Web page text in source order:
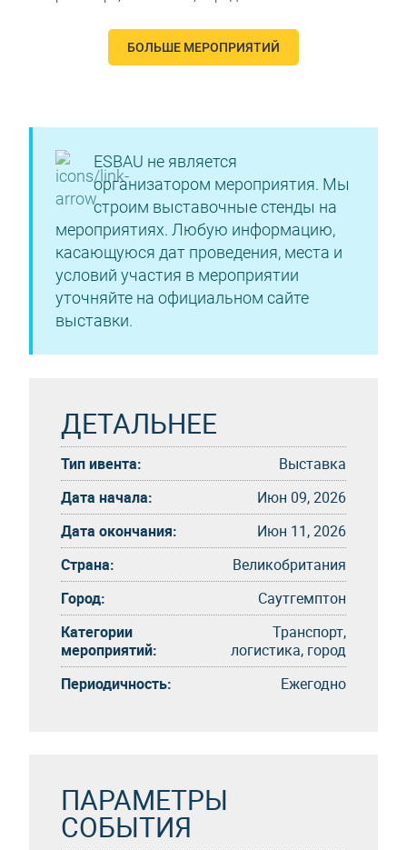
БОЛЬШЕ МЕРОПРИЯТИЙ
ESBAU не является
организатором мероприятия. Мы
строим выставочные стенды на
мероприятиях. Любую информацию,
касающуюся дат проведения, места и
условий участия в мероприятии
уточняйте на официальном сайте
выставки.
ДЕТАЛЬНЕЕ
Тип ивента:
Выставка
Дата начала:
Июн 09, 2026
Дата окончания:
Июн 11, 2026
Страна:
Великобритания
Город:
Саутгемптон
Категории
мероприятий:
Транспорт,
логистика, город
Периодичность:
Eжегоднo
ПАРАМЕТРЫ
СОБЫТИЯ